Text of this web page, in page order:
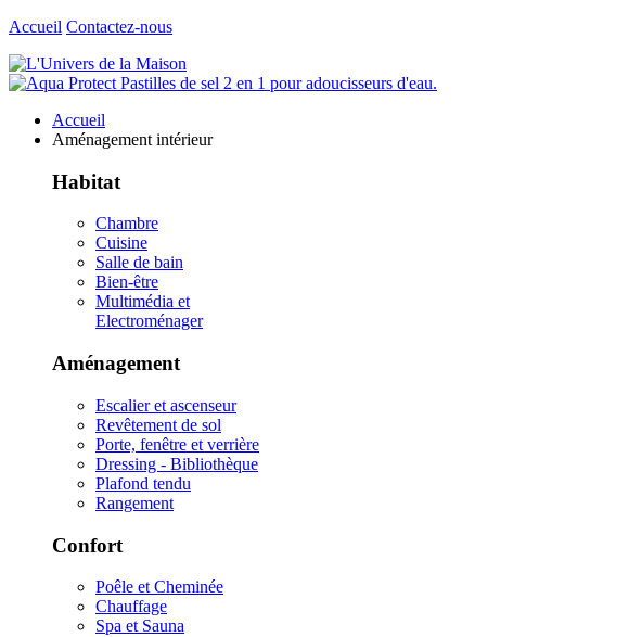
Accueil Contactez-nous
Accueil
Aménagement intérieur
Habitat
Chambre
Cuisine
Salle de bain
Bien-être
Multimédia et
Electroménager
Aménagement
Escalier et ascenseur
Revêtement de sol
Porte, fenêtre et verrière
Dressing - Bibliothèque
Plafond tendu
Rangement
Confort
Poêle et Cheminée
Chauffage
Spa et Sauna